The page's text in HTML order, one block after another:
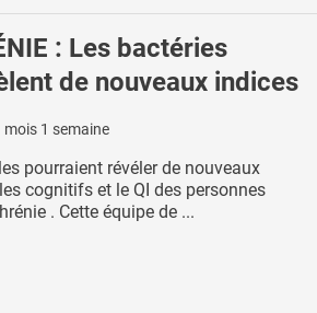
: Les bactéries
de nouveaux indices
mois 1 semaine
pourraient révéler de nouveaux
cognitifs et le QI des personnes
. Cette équipe de ...